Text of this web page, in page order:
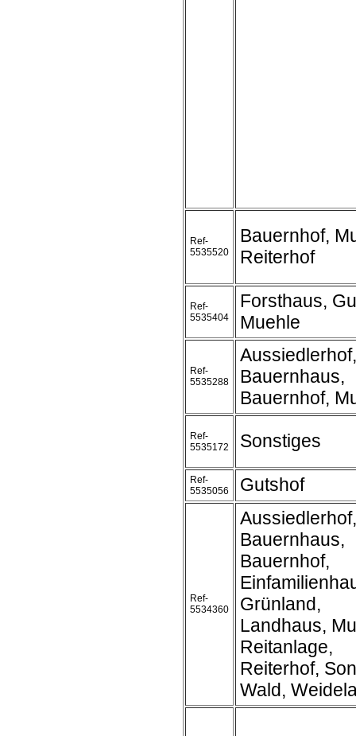
Ref-
5535520
Bauernhof,
Reiterhof
Ref-
5535404
Forsthaus,
Muehle
Ref-
5535288
Aussiedlerhof,
Bauernhaus,
Bauernhof,
Ref-
5535172
Sonstiges
Ref-
5535056
Gutshof
Ref-
5534360
Aussiedlerhof,
Bauernhaus,
Bauernhof,
Grünland,
Landhaus,
Reitanlage,
Reiterhof,
Wald,